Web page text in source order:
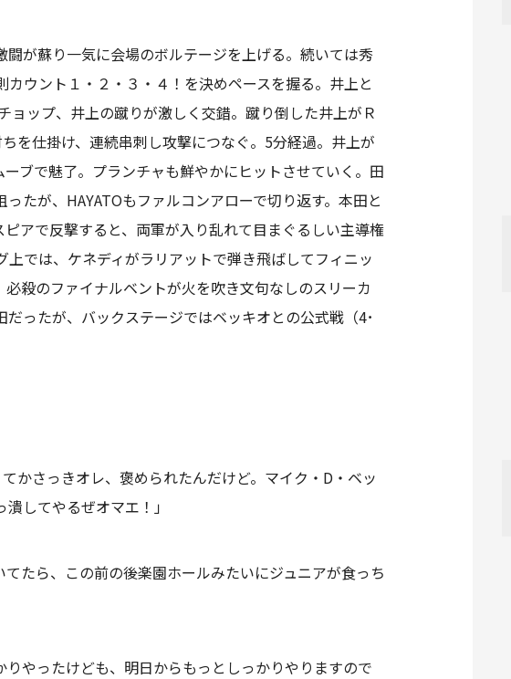
が蘇り一気に会場のボルテージを上げる。続いては秀
ウント１・２・３・４！を決めペースを握る。井上と
ョップ、井上の蹴りが激しく交錯。蹴り倒した井上がＲ
を仕掛け、連続串刺し攻撃につなぐ。5分経過。井上が
ブで魅了。プランチャも鮮やかにヒットさせていく。田
たが、HAYATOもファルコンアローで切り返す。本田と
アで反撃すると、両軍が入り乱れて目まぐるしい主導権
では、ケネディがラリアットで弾き飛ばしてフィニッ
殺のファイナルベントが火を吹き文句なしのスリーカ
ったが、バックステージではベッキオとの公式戦（4･
かさっきオレ、褒められたんだけど。マイク・D・ベッ
してやるぜオマエ！」
たら、この前の後楽園ホールみたいにジュニアが食っち
やったけども、明日からもっとしっかりやりますので